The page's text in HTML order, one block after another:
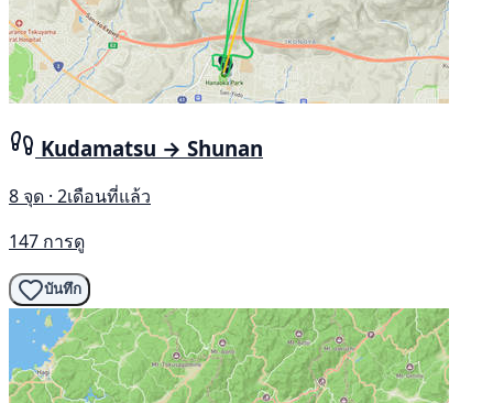
Kudamatsu → Shunan
8 จุด · 2เดือนที่แล้ว
147 การดู
บันทึก